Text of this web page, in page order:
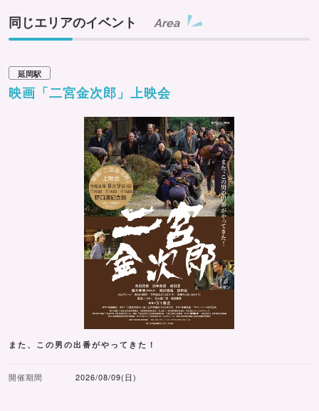
同じエリアのイベント Area
延岡駅
映画「二宮金次郎」上映会
また、この男の出番がやってきた！
開催期間 2026/08/09(日)